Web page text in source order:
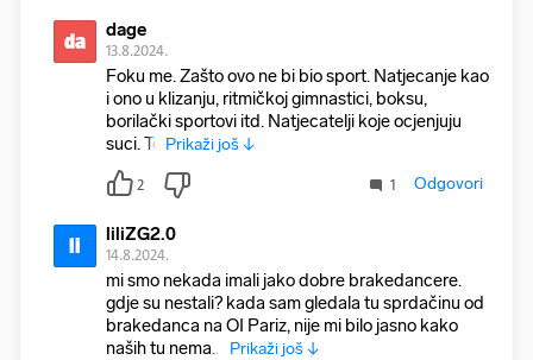
da dage
13.8.2024.
Foku me. Zašto ovo ne bi bio sport. Natjecanje kao
i ono u klizanju, ritmičkoj gimnastici, boksu,
borilački sportovi itd. Natjecatelji koje ocjenjuju
suci. To Prikaži još ↓
2 1 Odgovori
li liliZG2.0
14.8.2024.
mi smo nekada imali jako dobre brakedancere.
gdje su nestali? kada sam gledala tu sprdačinu od
brakedanca na OI Pariz, nije mi bilo jasno kako
naših tu nema.... Prikaži još ↓